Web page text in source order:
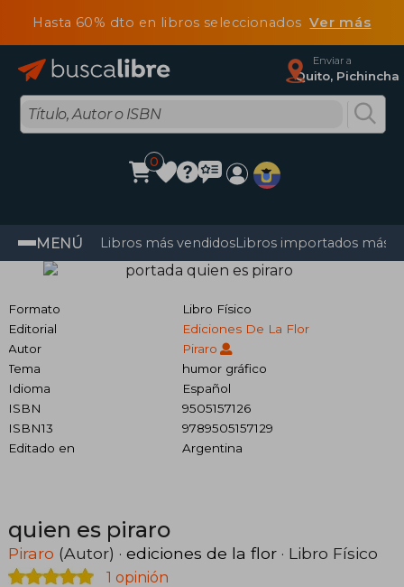
Hasta 60% dto en libros seleccionadosVer más
Enviar a
Quito, Pichincha
0
MENÚ Libros más vendidosLibros importados más
Formato
Libro Físico
Editorial
Ediciones De La Flor
Autor
Piraro
Tema
humor gráfico
Idioma
Español
ISBN
9505157126
ISBN13
9789505157129
Editado en
Argentina
quien es piraro
Piraro (Autor) · ediciones de la flor · Libro Físico
1 opinión